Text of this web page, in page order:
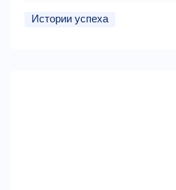
Истории успеха